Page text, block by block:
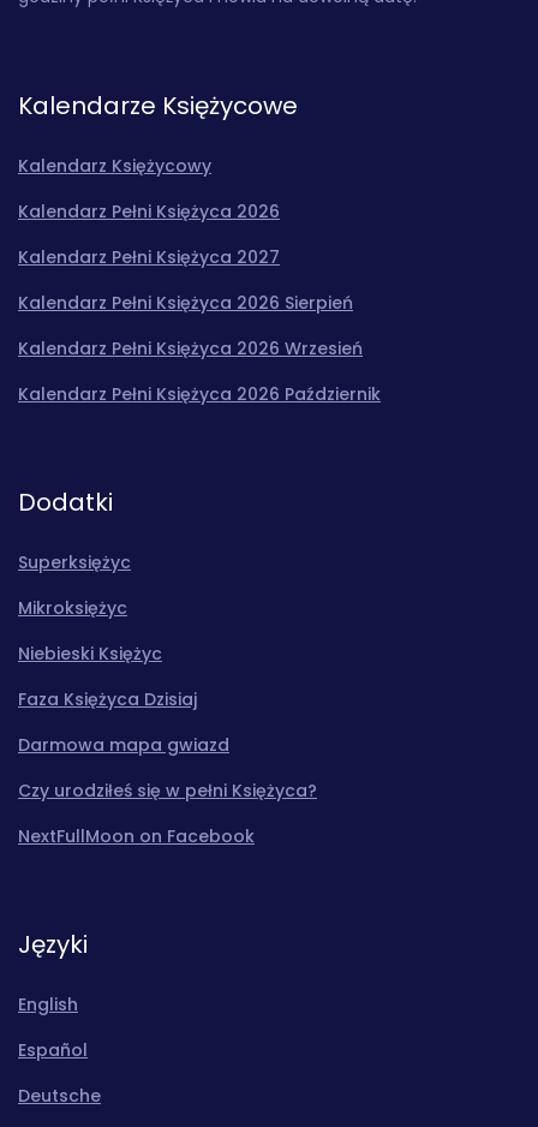
Kalendarze Księżycowe
Kalendarz Księżycowy
Kalendarz Pełni Księżyca 2026
Kalendarz Pełni Księżyca 2027
Kalendarz Pełni Księżyca 2026 Sierpień
Kalendarz Pełni Księżyca 2026 Wrzesień
Kalendarz Pełni Księżyca 2026 Październik
Dodatki
Superksiężyc
Mikroksiężyc
Niebieski Księżyc
Faza Księżyca Dzisiaj
Darmowa mapa gwiazd
Czy urodziłeś się w pełni Księżyca?
NextFullMoon on Facebook
Języki
English
Español
Deutsche